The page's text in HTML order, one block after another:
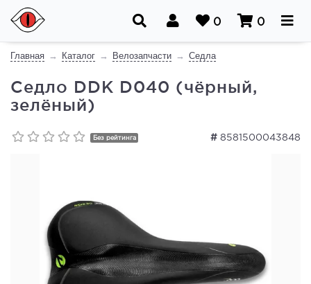
0 0
Главная Каталог Велозапчасти Седла
Седло DDK D040 (чёрный,
зелёный)
# 8581500043848
Без рейтинга